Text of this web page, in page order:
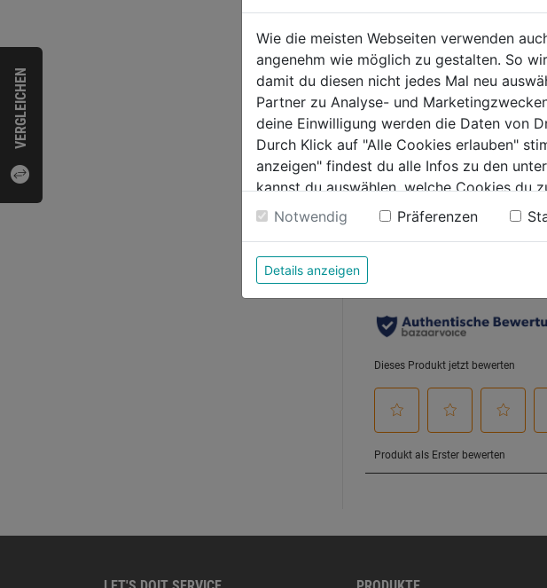
VERGLEICHEN
0.0
von
5
Sternen.
36,99€
Bewertung
Wie die meisten Webseiten verwenden
angenehm wie möglich zu gestalten. So
damit du diesen nicht jedes Mal neu
Partner zu Analyse- und
deine Einwilligung werden die Daten von
Durch Klick auf "Alle Cookies erlauben"
anzeigen" findest du alle Infos zu den
kannst du auswählen, welche Cookies du
Weitere Informationen findest du in unserer
Notwendig Präferenzen
Details anzeigen